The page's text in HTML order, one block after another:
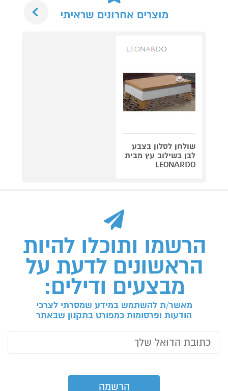
מוצרים אחרונים שראיתי
שולחן לסלון בצבע
לבן בשילוב עץ מבית
LEONARDO
הרשמו ותוכלו להיות
הראשונים לדעת על
מבצעים ודילים:
מאשר/ת להשתמש במידע שמסרתי לצרכי
הודעות ופרסומות כמפורט בתקנון שבאתר